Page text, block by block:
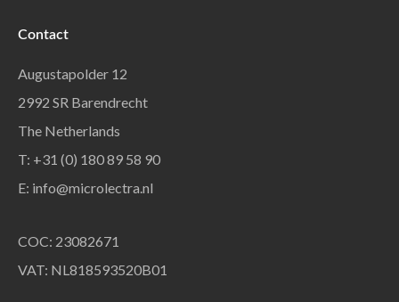
Contact
Augustapolder 12
2992 SR Barendrecht
The Netherlands
T: +31 (0) 180 89 58 90
E: info@microlectra.nl
COC: 23082671
VAT: NL818593520B01